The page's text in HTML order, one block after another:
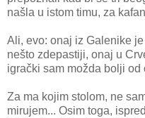
našla u istom timu, za
Ali, evo: onaj iz Galenike
nešto zdepastiji, onaj u
igrački sam možda bolji od
Za ma kojim stolom, ne
mirujem... Osim toga,